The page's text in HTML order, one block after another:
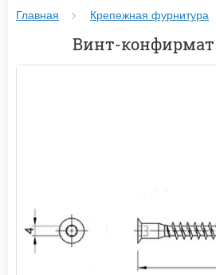
Главная Крепежная фурнитура
Винт-